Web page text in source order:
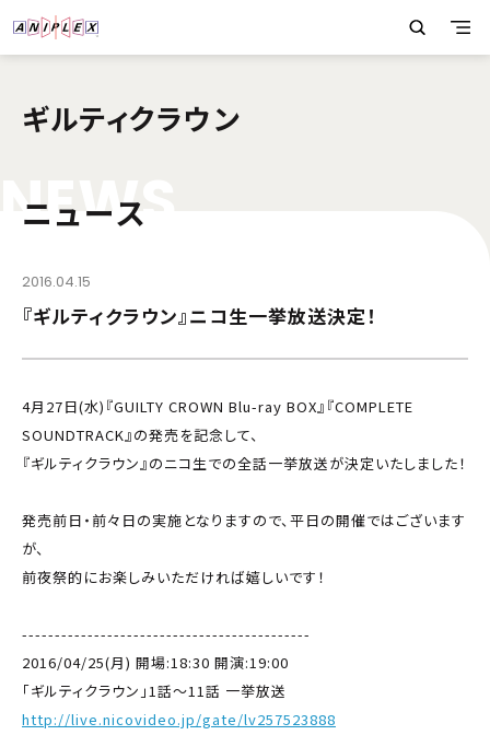
ギルティクラウン
NEWS
ニュース
2016.04.15
『ギルティクラウン』ニコ生一挙放送決定！
4月27日(水)『GUILTY CROWN Blu-ray BOX』『COMPLETE
SOUNDTRACK』の発売を記念して、
『ギルティクラウン』のニコ生での全話一挙放送が決定いたしました！
発売前日・前々日の実施となりますので、平日の開催ではございます
が、
前夜祭的にお楽しみいただければ嬉しいです！
--------------------------------------------
2016/04/25(月) 開場:18:30 開演:19:00
「ギルティクラウン」1話～11話 一挙放送
http://live.nicovideo.jp/gate/lv257523888